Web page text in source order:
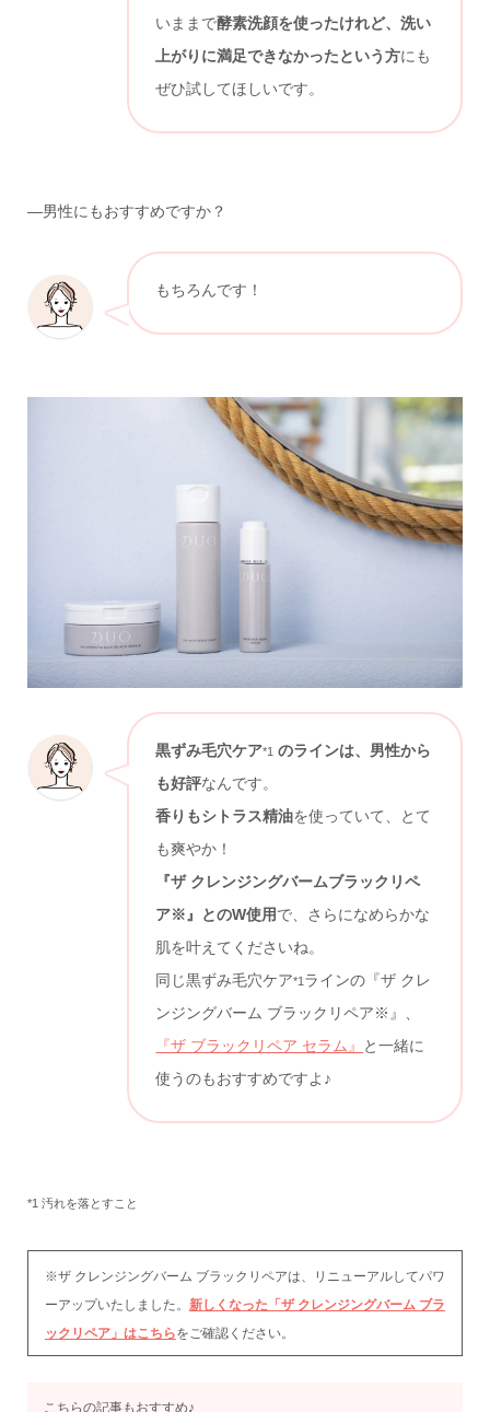
いままで酵素洗顔を使ったけれど、洗い
上がりに満足できなかったという方にも
ぜひ試してほしいです。
—男性にもおすすめですか？
もちろんです！
黒ずみ毛穴ケア*1 のラインは、男性から
も好評なんです。
香りもシトラス精油を使っていて、とて
も爽やか！
『ザ クレンジングバームブラックリペ
ア※』とのW使用で、さらになめらかな
肌を叶えてくださいね。
同じ黒ずみ毛穴ケア*1 ラインの『ザ クレ
ンジングバーム ブラックリペア※』、
『ザ ブラックリペア セラム』
と一緒に
使うのもおすすめですよ♪
*1 汚れを落とすこと
※ザ クレンジングバーム ブラックリペアは、リニューアルしてパワ
ーアップいたしました。 新しくなった「ザ クレンジングバーム ブラ
ックリペア」はこちらをご確認ください。
こちらの記事もおすすめ♪